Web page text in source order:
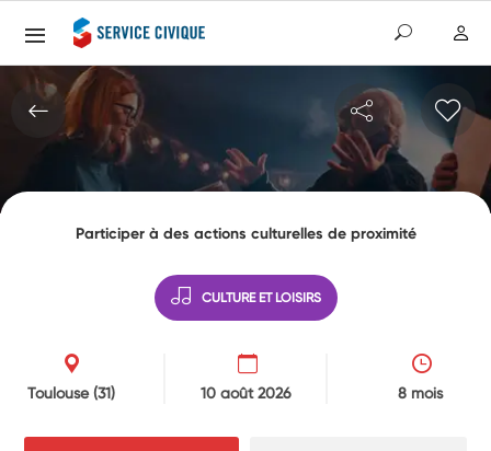
Participer à des actions culturelles de proximité
CULTURE ET LOISIRS
Toulouse(31) 10 août 2026 8 mois